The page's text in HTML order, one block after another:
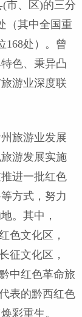
市、区)的三分
（其中全国重
168处）。曾
色、秉异凸
游业深度联
旅游业发展
游发展实施
进一批红色
方式，努力
。其中，
色文化区，
征文化区，
中红色革命旅
表的黔西红色
彩重生。